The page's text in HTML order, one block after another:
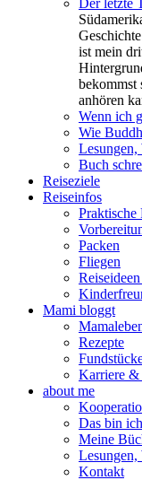
ist mein
bekommst
anhören
Wenn ich
Wie
Lesungen,
Buch
Reiseziele
Reiseinfos
Praktische
Packen
Fliegen
Mami bloggt
Rezepte
Karriere &
about me
Das bin
Meine
Lesungen,
Kontakt